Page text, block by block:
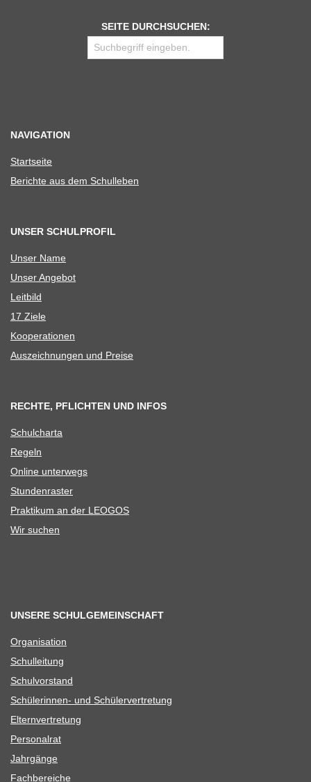
SEITE DURCHSUCHEN:
NAVIGATION
Start­seite
Berichte aus dem Schulleben
UNSER SCHULPROFIL
Unser Name
Unser Ange­bot
Leit­bild
17 Ziele
Koope­ra­tio­nen
Aus­zeich­nun­gen und Preise
RECHTE, PFLICHTEN UND INFOS
Schul­charta
Regeln
Online unter­wegs
Stun­den­ras­ter
Prak­ti­kum an der LEOGOS
Wir suchen
UNSERE SCHULGEMEINSCHAFT
Orga­ni­sa­tion
Schul­lei­tung
Schul­vor­stand
Schü­le­rin­nen- und Schülervertretung
Eltern­ver­tre­tung
Per­so­nal­rat
Jahr­gänge
Fach­be­rei­che